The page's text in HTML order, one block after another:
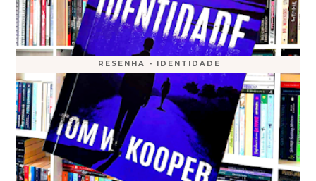
RESENHA - IDENTIDADE